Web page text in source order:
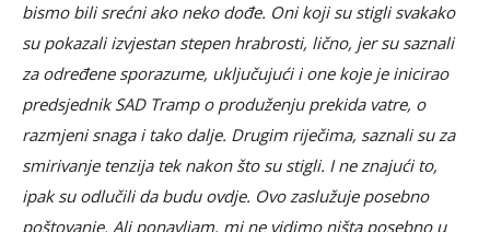
bismo bili srećni ako neko dođe. Oni koji su stigli svakako
su pokazali izvjestan stepen hrabrosti, lično, jer su saznali
za određene sporazume, uključujući i one koje je inicirao
predsjednik SAD Tramp o produženju prekida vatre, o
razmjeni snaga i tako dalje. Drugim riječima, saznali su za
smirivanje tenzija tek nakon što su stigli. I ne znajući to,
ipak su odlučili da budu ovdje. Ovo zaslužuje posebno
poštovanje. Ali ponavljam, mi ne vidimo ništa posebno u